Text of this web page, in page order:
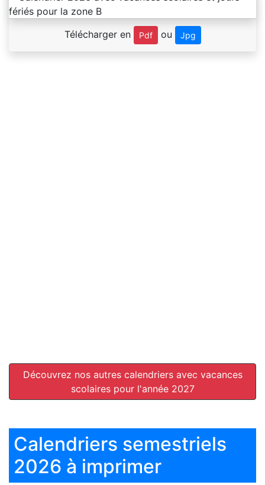
Télécharger en Pdf ou Jpg
Découvrez nos autres calendriers avec vacances
scolaires pour l'année 2027
Calendriers semestriels
2026 à imprimer